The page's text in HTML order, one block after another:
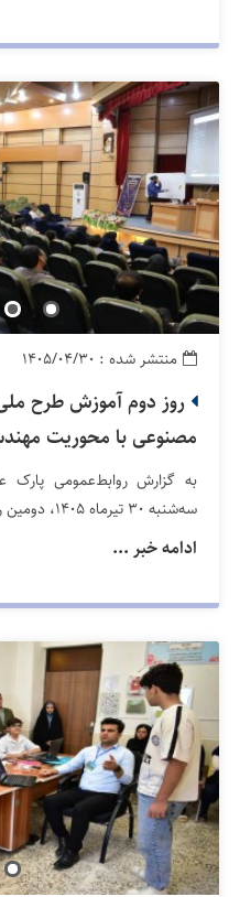
منتشر شده : ۱۴۰۵/۰۴/۳۰
روز دوم آموزش طرح
مصنوعی با محوریت
به گزارش روابط‌عمومی پارک
سه‌شنبه ۳۰ تیرماه ۱۴۰۵، دومین روز از دورهٔ چهارروز...
ادامه خبر ...